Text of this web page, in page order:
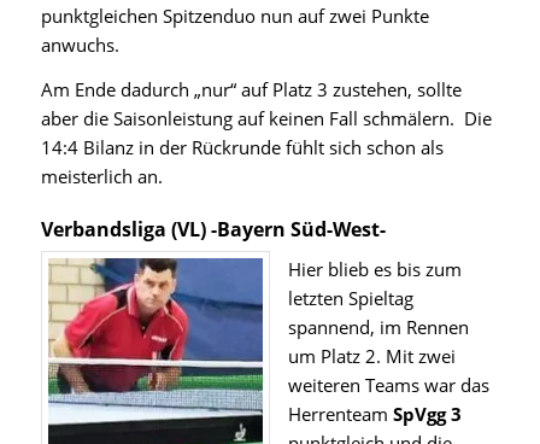
punktgleichen Spitzenduo nun auf zwei Punkte
anwuchs.
Am Ende dadurch „nur“ auf Platz 3 zustehen, sollte
aber die Saisonleistung auf keinen Fall schmälern. Die
14:4 Bilanz in der Rückrunde fühlt sich schon als
meisterlich an.
Verbandsliga (VL) -Bayern Süd-West-
Hier blieb es bis zum
letzten Spieltag
spannend, im Rennen
um Platz 2. Mit zwei
weiteren Teams war das
Herrenteam SpVgg 3